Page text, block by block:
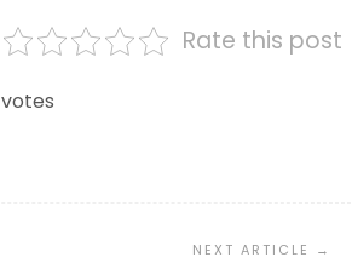
Rate this post
votes